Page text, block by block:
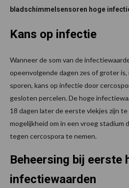
bladschimmelsensoren hoge
Kans op infectie
Wanneer de som van de
opeenvolgende dagen zes of groter is,
sporen, kans op infectie door
gesloten percelen. De hoge
18 dagen later de eerste vlekjes zijn
mogelijkheid om in een vroeg stadium
tegen cercospora te nemen.
Beheersing bij eerste
infectiewaarden